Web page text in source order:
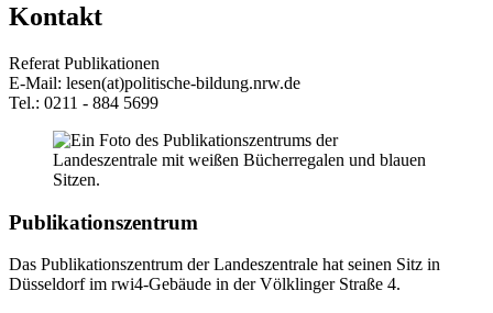
Kontakt
Referat Publikationen
E-Mail: lesen(at)politische-bildung.nrw.de
Tel.: 0211 - 884 5699
Publikationszentrum
Das Publikationszentrum der Landeszentrale hat seinen Sitz in
Düsseldorf im rwi4-Gebäude in der Völklinger Straße 4.